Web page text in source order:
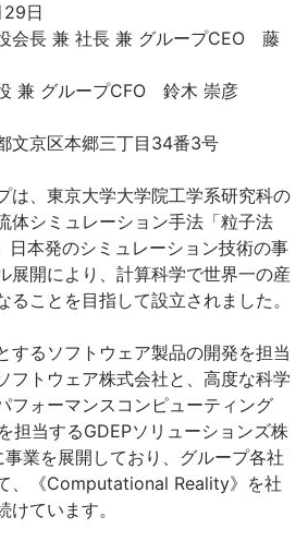
29日
会長 兼 社長 兼 グループCEO　藤
ループCFO　鈴木 崇彦
文京区本郷三丁目34番3号
は、東京大学大学院工学系研究科の
体シミュレーション手法「粒子法
日本発のシミュレーション技術の事
展開により、計算科学で世界一の産
ることを目指して設立されました。
するソフトウェア製品の開発を担当
フトウェア株式会社と、高度な科学
フォーマンスコンピューティング
担当するGDEPソリューションズ株
業を展開しており、グループ各社
、《Computational Reality》を社
ています。